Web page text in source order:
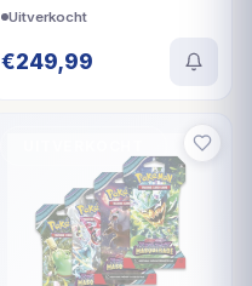
Uitverkocht
€249,99